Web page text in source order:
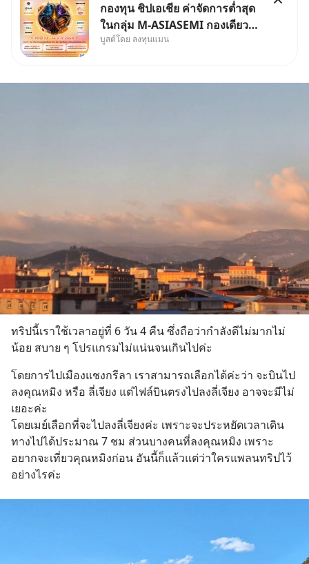
กองทุน ชิปเอเชีย ค่าจัดการต่ำสุด
ในกลุ่ม M-ASIASEMI กองเดียว
ครบ มีทั้ง CXMT จากจีน TSMC
บูสต์โดย ลงทุนแมน
ทริปนี้เราใช้เวลาอยู่ที่ 6 วัน 4 คืน ซึ่งถือว่ากำลังดีไม่มากไม่
น้อย สบาย ๆ โปรแกรมไม่แน่นจนเกินไปค่ะ
โดยการไปเมืองแชงกรีลา เราสามารถเลือกได้ค่ะว่า จะบินไป
ลงคุณหมิง หรือ ลี่เจียง แต่ไฟล์บินตรงไปลงลี่เจียง อาจจะมีไม่
เยอะค่ะ
โดยเมย์เลือกที่จะไปลงลี่เจียงค่ะ เพราะจะประหยัดเวลาเดิน
ทางไปได้ประมาณ 7 ชม ส่วนบางคนที่ลงคุณหมิง เพราะ
อยากจะเที่ยวคุณหมิงก่อน อันนี้ก็แล้วแต่ว่าใครแพลนทริปไว้
อย่างไรค่ะ